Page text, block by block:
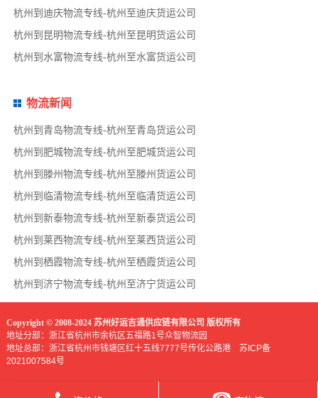
杭州到迪庆物流专线-杭州至迪庆货运公司
杭州到昆明物流专线-杭州至昆明货运公司
杭州到水富物流专线-杭州至水富货运公司
物流新闻
杭州到青岛物流专线-杭州至青岛货运公司
杭州到肥城物流专线-杭州至肥城货运公司
杭州到滕州物流专线-杭州至滕州货运公司
杭州到临清物流专线-杭州至临清货运公司
杭州到新泰物流专线-杭州至新泰货运公司
杭州到莱西物流专线-杭州至莱西货运公司
杭州到栖霞物流专线-杭州至栖霞货运公司
杭州到济宁物流专线-杭州至济宁货运公司
Copyright © 2008-2024 苏州好运吉通供应链有限公司 版权所有
地址分部：浙江省杭州市余杭区五福路1号众智物流园
地址总部：浙江省杭州市钱塘区红十五线7777号传化公路港 苏ICP备
2021007584号